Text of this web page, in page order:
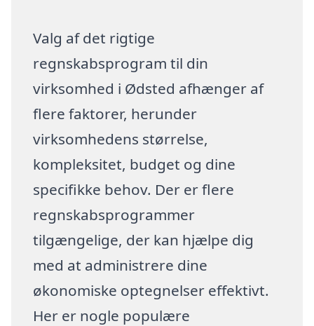
Valg af det rigtige
regnskabsprogram til din
virksomhed i Ødsted afhænger af
flere faktorer, herunder
virksomhedens størrelse,
kompleksitet, budget og dine
specifikke behov. Der er flere
regnskabsprogrammer
tilgængelige, der kan hjælpe dig
med at administrere dine
økonomiske optegnelser effektivt.
Her er nogle populære